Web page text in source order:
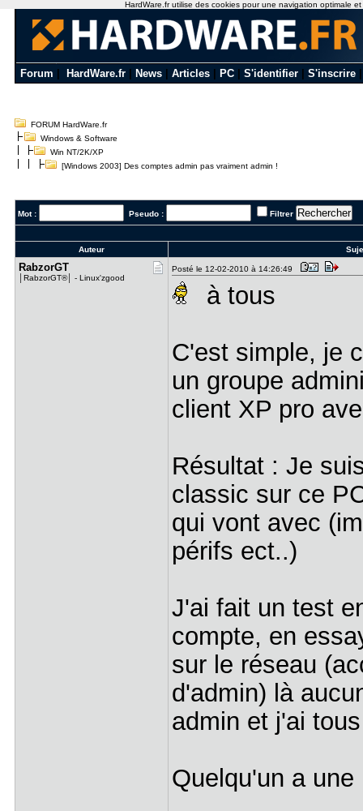
Forum HardWare.fr News Articles PC S'identifier S'inscrire
FORUM HardWare.fr
Windows & Software
Win NT/2K/XP
[Windows 2003] Des comptes admin pas vraiment admin !
Mot : Pseudo : Filtrer
Auteur
RabzorGT
│RabzorGT®│ - Linux'zgood
Posté le 12-02-2010 à 14:26:49
à tous
C'est simple, je
un groupe
client XP pro
Résultat : Je
classic sur ce
qui vont avec
périfs ect..)
J'ai fait un test
compte, en
sur le réseau
d'admin) là
admin et j'ai
Quelqu'un a une
HardWare.fr utilise des cookies pour une navigation optimale